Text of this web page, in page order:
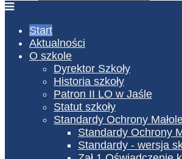
Start
Aktualności
O szkole
Dyrektor Szkoły
Historia szkoły
Patron II LO w Jaśle
Statut szkoły
Standardy Ochrony
Standardy Ochrony
Standardy - wersja